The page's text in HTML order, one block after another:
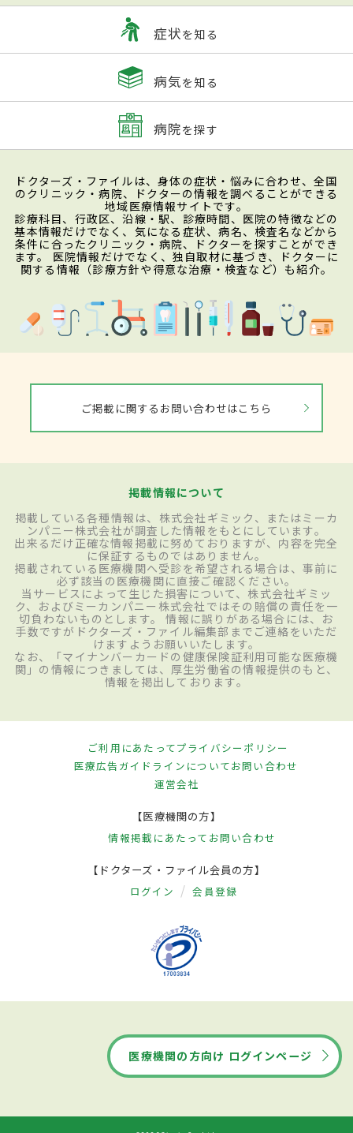
症状を知る
病気を知る
病院を探す
ドクターズ・ファイルは、身体の症状・悩みに合わせ、全国
のクリニック・病院、ドクターの情報を調べることができる
地域医療情報サイトです。
診療科目、行政区、沿線・駅、診療時間、医院の特徴などの
基本情報だけでなく、気になる症状、病名、検査名などから
条件に合ったクリニック・病院、ドクターを探すことができ
ます。 医院情報だけでなく、独自取材に基づき、ドクターに
関する情報（診療方針や得意な治療・検査など）も紹介。
ご掲載に関するお問い合わせはこちら
掲載情報について
掲載している各種情報は、株式会社ギミック、またはミーカ
ンパニー株式会社が調査した情報をもとにしています。
出来るだけ正確な情報掲載に努めておりますが、内容を完全
に保証するものではありません。
掲載されている医療機関へ受診を希望される場合は、事前に
必ず該当の医療機関に直接ご確認ください。
当サービスによって生じた損害について、株式会社ギミッ
ク、およびミーカンパニー株式会社ではその賠償の責任を一
切負わないものとします。 情報に誤りがある場合には、お
手数ですがドクターズ・ファイル編集部までご連絡をいただ
けますようお願いいたします。
なお、「マイナンバーカードの健康保険証利用可能な医療機
関」の情報につきましては、厚生労働省の情報提供のもと、
情報を掲出しております。
ご利用にあたってプライバシーポリシー
医療広告ガイドラインについてお問い合わせ
運営会社
【医療機関の方】
情報掲載にあたって お問い合わせ
【ドクターズ・ファイル会員の方】
ログイン 会員登録
医療機関の方向け ログインページ